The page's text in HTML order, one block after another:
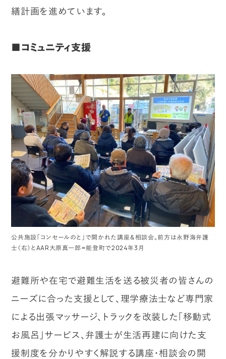
繕計画を進めています。
■コミュニティ支援
公共施設「コンセールのと」で開かれた講座＆相談会。前方は永野海弁護
士（右）とAAR大原真一郎=能登町で2024年3月
避難所や在宅で避難生活を送る被災者の皆さんの
ニーズに合った支援として、理学療法士など専門家
による出張マッサージ、トラックを改装した「移動式
お風呂」サービス、弁護士が生活再建に向けた支
援制度を分かりやすく解説する講座・相談会の開